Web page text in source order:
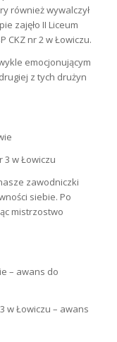
również wywalczył
zajęło II Liceum
CKZ nr 2 w Łowiczu.
emocjonującym
z tych drużyn
3 w Łowiczu
zawodniczki
siebie. Po
mistrzostwo
– awans do
w Łowiczu – awans